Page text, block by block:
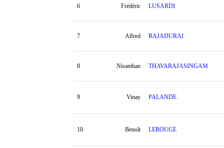
6 Frédéric LUSARDI
7 Alfred RAJADURAI
8 Nisanthan THAVARAJASINGAM
9 Vinay PALANDE
10 Benoît LEROUGE